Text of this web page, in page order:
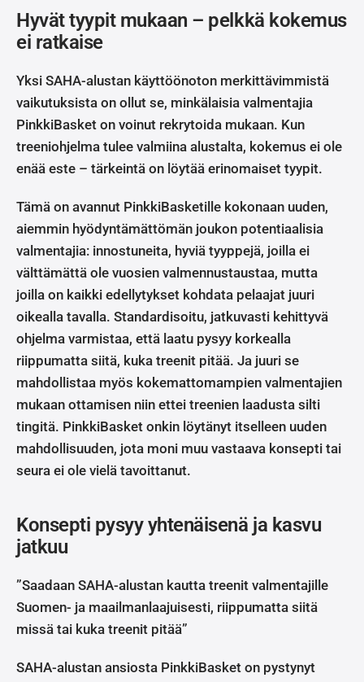
Hyvät tyypit mukaan – pelkkä kokemus
ei ratkaise
Yksi SAHA-alustan käyttöönoton merkittävimmistä
vaikutuksista on ollut se, minkälaisia valmentajia
PinkkiBasket on voinut rekrytoida mukaan. Kun
treeniohjelma tulee valmiina alustalta, kokemus ei ole
enää este – tärkeintä on löytää erinomaiset tyypit.
Tämä on avannut PinkkiBasketille kokonaan uuden,
aiemmin hyödyntämättömän joukon potentiaalisia
valmentajia: innostuneita, hyviä tyyppejä, joilla ei
välttämättä ole vuosien valmennustaustaa, mutta
joilla on kaikki edellytykset kohdata pelaajat juuri
oikealla tavalla. Standardisoitu, jatkuvasti kehittyvä
ohjelma varmistaa, että laatu pysyy korkealla
riippumatta siitä, kuka treenit pitää. Ja juuri se
mahdollistaa myös kokemattomampien valmentajien
mukaan ottamisen niin ettei treenien laadusta silti
tingitä. PinkkiBasket onkin löytänyt itselleen uuden
mahdollisuuden, jota moni muu vastaava konsepti tai
seura ei ole vielä tavoittanut.
Konsepti pysyy yhtenäisenä ja kasvu
jatkuu
”Saadaan SAHA-alustan kautta treenit valmentajille
Suomen- ja maailmanlaajuisesti, riippumatta siitä
missä tai kuka treenit pitää”
SAHA-alustan ansiosta PinkkiBasket on pystynyt